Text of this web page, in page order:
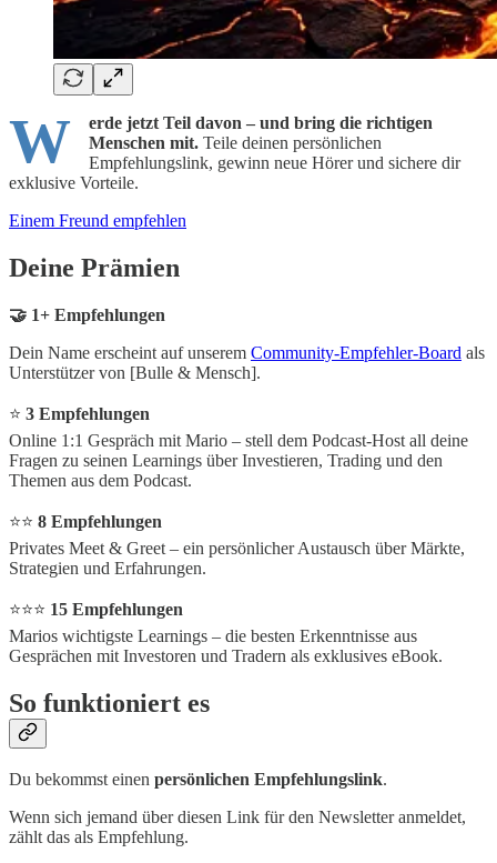
W
erde jetzt Teil davon – und bring die richtigen
Menschen mit. Teile deinen persönlichen
Empfehlungslink, gewinn neue Hörer und sichere dir
exklusive Vorteile.
Einem Freund empfehlen
Deine Prämien
🤝 1+ Empfehlungen
Dein Name erscheint auf unserem Community-Empfehler-Board als
Unterstützer von [Bulle & Mensch].
⭐ 3 Empfehlungen
Online 1:1 Gespräch mit Mario – stell dem Podcast-Host all deine
Fragen zu seinen Learnings über Investieren, Trading und den
Themen aus dem Podcast.
⭐⭐ 8 Empfehlungen
Privates Meet & Greet – ein persönlicher Austausch über Märkte,
Strategien und Erfahrungen.
⭐⭐⭐ 15 Empfehlungen
Marios wichtigste Learnings – die besten Erkenntnisse aus
Gesprächen mit Investoren und Tradern als exklusives eBook.
So funktioniert es
Du bekommst einen persönlichen Empfehlungslink.
Wenn sich jemand über diesen Link für den Newsletter anmeldet,
zählt das als Empfehlung.